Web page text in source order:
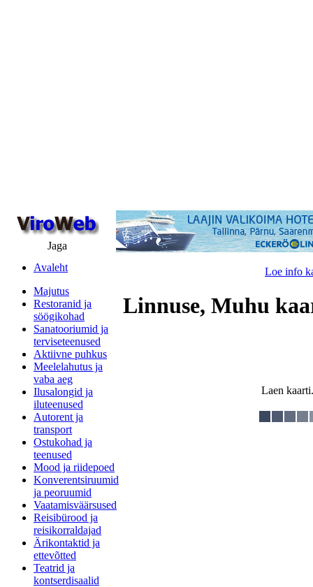
Jaga
Avaleht
Majutus
Restoranid ja
söögikohad
Sanatooriumid ja
terviseteenused
Aktiivne puhkus
Meelelahutus ja
vaba aeg
Ilusalongid ja
iluteenused
Autorent ja
transport
Ostukohad ja
teenused
Mood ja riidepoed
Konverentsiruumid
ja peoruumid
Vaatamisväärsused
Reisibürood ja
reisikorraldajad
Ärikontaktid ja
ettevõtted
Teatrid ja
kontserdisaalid
Loe info
Linnuse, Muhu
Laen